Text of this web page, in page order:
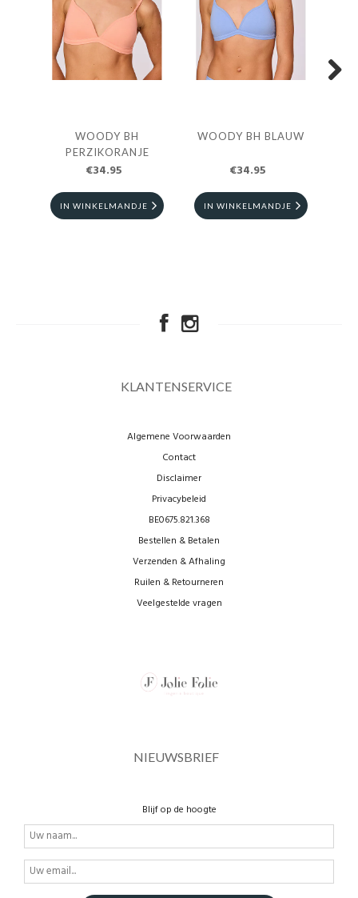
WOODY BH
PERZIKORANJE
€34.95
IN WINKELMANDJE
WOODY BH BLAUW
€34.95
IN WINKELMANDJE
KLANTENSERVICE
Algemene Voorwaarden
Contact
Disclaimer
Privacybeleid
BE0675.821.368
Bestellen & Betalen
Verzenden & Afhaling
Ruilen & Retourneren
Veelgestelde vragen
NIEUWSBRIEF
Blijf op de hoogte